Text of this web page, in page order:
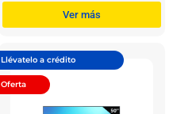
Ver más
Llévatelo a crédito
Oferta